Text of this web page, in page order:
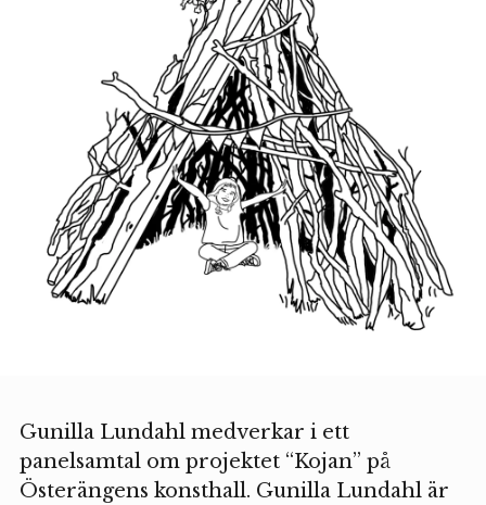
Gunilla Lundahl medverkar i ett
panelsamtal om projektet “Kojan” på
Österängens konsthall. Gunilla Lundahl är